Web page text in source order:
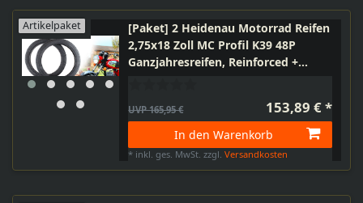
Artikelpaket
[Paket] 2 Heidenau Motorrad Reifen
2,75x18 Zoll MC Profil K39 48P
Ganzjahresreifen, Reinforced +
UVP 165,95 € 153,89 € *
In den Warenkorb
* inkl. ges. MwSt. zzgl.Versandkosten